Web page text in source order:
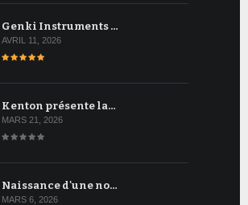
Genki Instruments …
AVRIL 11, 2026
Kenton présente la…
MARS 21, 2026
Naissance d'une no…
MARS 6, 2026